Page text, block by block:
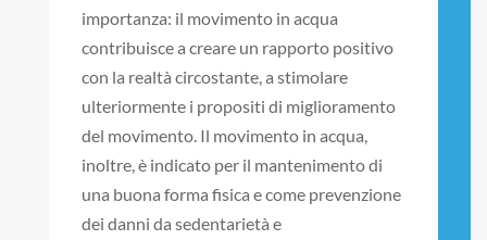
importanza: il movimento in acqua
contribuisce a creare un rapporto positivo
con la realtà circostante, a stimolare
ulteriormente i propositi di miglioramento
del movimento. Il movimento in acqua,
inoltre, è indicato per il mantenimento di
una buona forma fisica e come prevenzione
dei danni da sedentarietà e